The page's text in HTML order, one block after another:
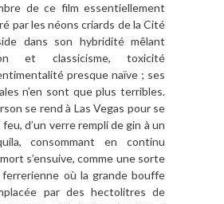
de ce film essentiellement
par les néons criards de la Cité
dans son hybridité mêlant
et classicisme, toxicité
presque naïve ; ses
n’en sont que plus terribles.
se rend à Las Vegas pour se
d’un verre rempli de gin à un
consommant en continu
s’ensuive, comme une sorte
ferrerienne où la grande bouffe
par des hectolitres de